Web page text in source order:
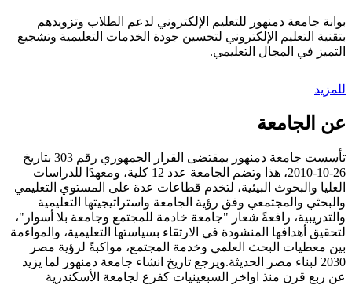
بوابة جامعة دمنهور للتعليم الإلكتروني لدعم الطلاب وتزويدهم
بتقنية التعليم الإلكتروني لتحسين جودة الخدمات التعليمية وتشجيع
التميز في المجال التعليمي.
للمزيد
عن الجامعة
تأسست جامعة دمنهور بمقتضى القرار الجمهوري رقم 303 بتاريخ
26-10-2010، هذا وتضم الجامعة عدد 12 كلية، ومعهدًا للدراسات
العليا والبحوث البيئية، لتخدم قطاعات عدة على المستوي التعليمي
والبحثي والمجتمعي وفق رؤية الجامعة واستراتيجيتها التعليمية
والتدريبية، رافعةً شعار "جامعة خادمة للمجتمع وجامعة بلا أسوار"،
لتحقيق أهدافها المنشودة في الارتقاء بسياستها التعليمية، والمواءمة
بين معطيات البحث العلمي وخدمة المجتمع، مواكبةً لرؤية مصر
2030 لبناء مصر الحديثة.ويرجع تاريخ انشاء جامعة دمنهور لما يزيد
عن ربع قرن منذ اواخر السبعينيات كفرع لجامعة الأسكندرية